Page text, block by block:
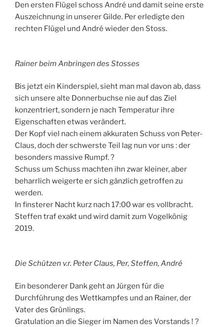
Den ersten Flügel schoss André und damit seine erste
Auszeichnung in unserer Gilde. Per erledigte den
rechten Flügel und André wieder den Stoss.
Rainer beim Anbringen des Stosses
Bis jetzt ein Kinderspiel, sieht man mal davon ab, dass
sich unsere alte Donnerbuchse nie auf das Ziel
konzentriert, sondern je nach Temperatur ihre
Eigenschaften etwas verändert.
Der Kopf viel nach einem akkuraten Schuss von Peter-
Claus, doch der schwerste Teil lag nun vor uns : der
besonders massive Rumpf. ?
Schuss um Schuss machten ihn zwar kleiner, aber
beharrlich weigerte er sich gänzlich getroffen zu
werden.
In finsterer Nacht kurz nach 17:00 war es vollbracht.
Steffen traf exakt und wird damit zum Vogelkönig
2019.
Die Schützen v.r. Peter Claus, Per, Steffen, André
Ein besonderer Dank geht an Jürgen für die
Durchführung des Wettkampfes und an Rainer, der
Vater des Grünlings.
Gratulation an die Sieger im Namen des Vorstands ! ?